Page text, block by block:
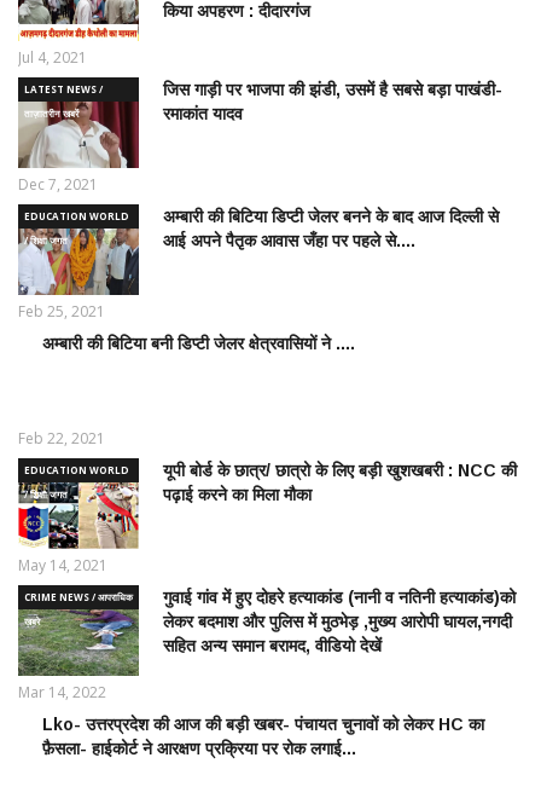
किया अपहरण : दीदारगंज
Jul 4, 2021
LATEST NEWS /
ताज़ातरीन खबरें
जिस गाड़ी पर भाजपा की झंडी, उसमें है सबसे बड़ा पाखंडी-
रमाकांत यादव
Dec 7, 2021
EDUCATION WORLD
/ शिक्षा जगत
अम्बारी की बिटिया डिप्टी जेलर बनने के बाद आज दिल्ली से
आई अपने पैतृक आवास जँहा पर पहले से....
Feb 25, 2021
EDUCATION
अम्बारी की बिटिया बनी डिप्टी जेलर क्षेत्रवासियों ने ....
Feb 22, 2021
EDUCATION WORLD
/ शिक्षा जगत
यूपी बोर्ड के छात्र/ छात्रो के लिए बड़ी खुशखबरी : NCC की
पढ़ाई करने का मिला मौका
May 14, 2021
CRIME NEWS / आपराधिक
ख़बरे
गुवाई गांव में हुए दोहरे हत्याकांड (नानी व नतिनी हत्याकांड)को
लेकर बदमाश और पुलिस में मुठभेड़ ,मुख्य आरोपी घायल,नगदी
सहित अन्य समान बरामद, वीडियो देखें
Mar 14, 2022
POLITICS
NEWS /
Lko- उत्तरप्रदेश की आज की बड़ी खबर- पंचायत चुनावों को लेकर HC का
फ़ैसला- हाईकोर्ट ने आरक्षण प्रक्रिया पर रोक लगाई...